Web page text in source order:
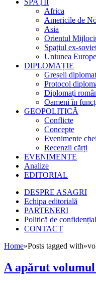
SPAȚII
Africa
Americile de
Asia
Orientul
Spațiul ex-
Uniunea
DIPLOMAȚIE
Greșeli
Protocol
Diplomați
Oameni în
GEOPOLITICĂ
Conflicte
Concepte
Evenimente
Recenzii cărți
EVENIMENTE
Analize
EDITORIAL
DESPRE ASAGRI
Echipa editorială
PARTENERI
Politică de
CONTACT
Home»Posts tagged with»
A apărut